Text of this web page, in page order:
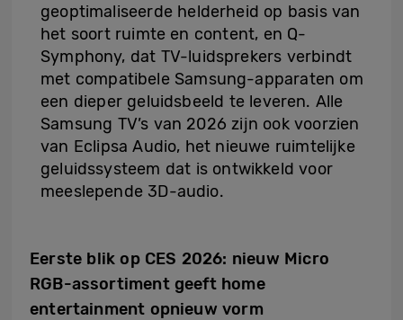
geoptimaliseerde helderheid op basis van
het soort ruimte en content, en Q-
Symphony, dat TV-luidsprekers verbindt
met compatibele Samsung-apparaten om
een dieper geluidsbeeld te leveren. Alle
Samsung TV’s van 2026 zijn ook voorzien
van Eclipsa Audio, het nieuwe ruimtelijke
geluidssysteem dat is ontwikkeld voor
meeslepende 3D-audio.
Eerste blik op CES 2026: nieuw Micro
RGB-assortiment geeft home
entertainment opnieuw vorm